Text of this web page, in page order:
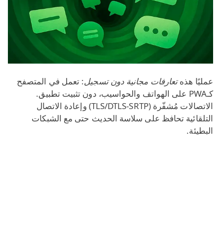
عمليًا هذهتعارفات مجانية دون تسجيل: تعمل في المتصفح
كـPWA على الهواتف والحواسيب، دون تثبيت تطبيق.
الاتصالات مُشفّرة (TLS/DTLS‑SRTP) وإعادة الاتصال
التلقائية تحافظ على سلاسة الحديث حتى مع الشبكات
البطيئة.